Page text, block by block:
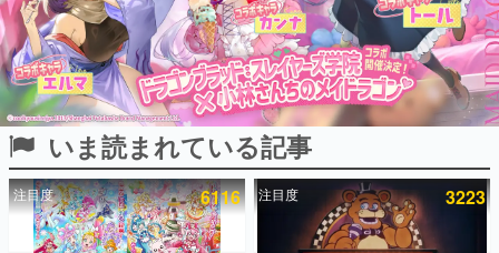
ピックアップ
電ファミのいま読まれている記事ランキング
いま読まれている記事
注目度 6116 注目度 3223